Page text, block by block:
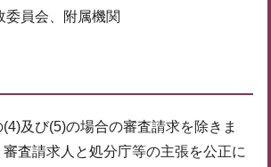
員会、附属機関
及び(5)の場合の審査請求を除きま
査請求人と処分庁等の主張を公正に